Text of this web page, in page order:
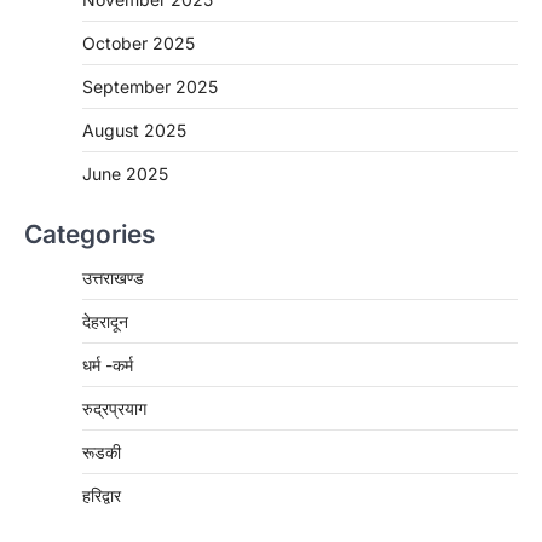
October 2025
September 2025
August 2025
June 2025
Categories
उत्तराखण्ड
देहरादून
धर्म -कर्म
रुद्रप्रयाग
रूडकी
हरिद्वार